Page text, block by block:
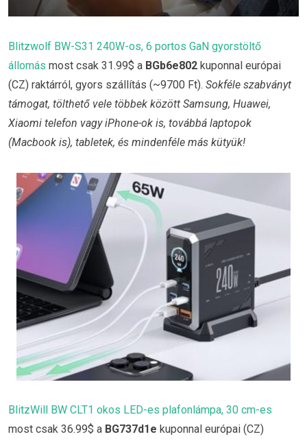
Blitzwolf BW-S31 240W-os, 6 portos GaN gyorstöltő
állomás most csak 31.99$ a BGb6e802 kuponnal európai
(CZ) raktárról, gyors szállítás (~9700 Ft). Sokféle szabványt
támogat, tölthető vele többek között Samsung, Huawei,
Xiaomi telefon vagy iPhone-ok is, továbbá laptopok
(Macbook is), tabletek, és mindenféle más kütyük!
BlitzWill BW CLT1 okos LED-es plafonlámpa, 30 cm-es
most csak 36.99$ a BG737d1e kuponnal európai (CZ)